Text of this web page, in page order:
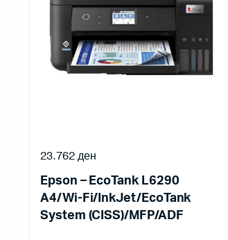
Epson – EcoTank L6290
A4/Wi-Fi/InkJet/EcoTank
System (CISS)/MFP/ADF
23.762ден